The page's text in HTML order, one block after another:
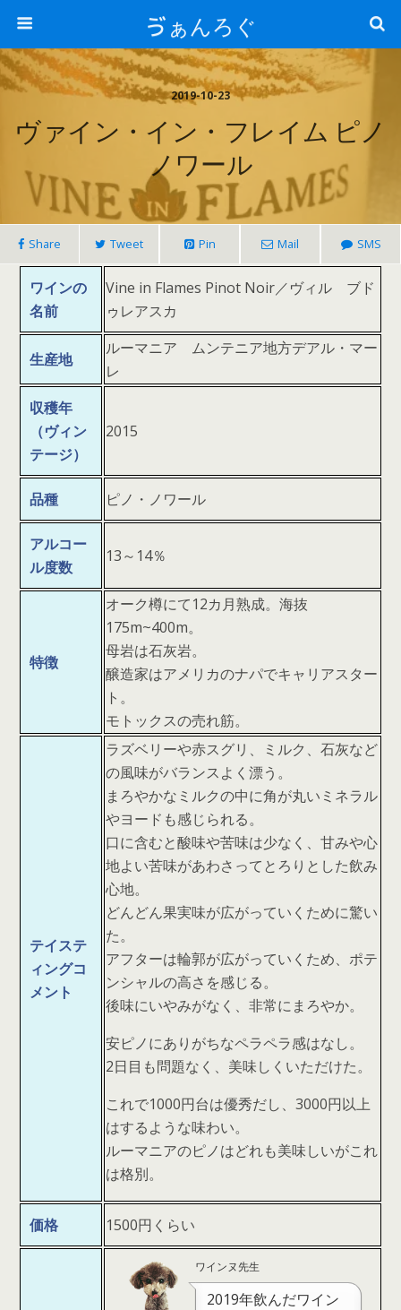
ゔぁんろぐ
2019-10-23
ヴァイン・イン・フレイム ピノ
ノワール
Share Tweet Pin Mail SMS
ワインの
名前
Vine in Flames Pinot Noir／ヴィル ブド
ゥレアスカ
生産地
ルーマニア ムンテニア地方デアル・マー
レ
収穫年
（ヴィン
テージ）
2015
品種 ピノ・ノワール
アルコー
ル度数
13～14％
特徴
オーク樽にて12カ月熟成。海抜
175m~400m。
母岩は石灰岩。
醸造家はアメリカのナパでキャリアスター
ト。
モトックスの売れ筋。
テイステ
ィングコ
メント
ラズベリーや赤スグリ、ミルク、石灰など
の風味がバランスよく漂う。
まろやかなミルクの中に角が丸いミネラル
やヨードも感じられる。
口に含むと酸味や苦味は少なく、甘みや心
地よい苦味があわさってとろりとした飲み
心地。
どんどん果実味が広がっていくために驚い
た。
アフターは輪郭が広がっていくため、ポテ
ンシャルの高さを感じる。
後味にいやみがなく、非常にまろやか。
安ピノにありがちなペラペラ感はなし。
2日目も問題なく、美味しくいただけた。
これで1000円台は優秀だし、3000円以上
はするような味わい。
ルーマニアのピノはどれも美味しいがこれ
は格別。
価格 1500円くらい
ワインヌ先生
2019年飲んだワイン